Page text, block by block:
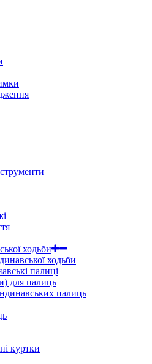
ходьби
ходьби
палиці
для палиць
палиць
куртки